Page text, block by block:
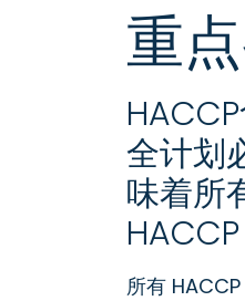
重
全计划
味着所
所有